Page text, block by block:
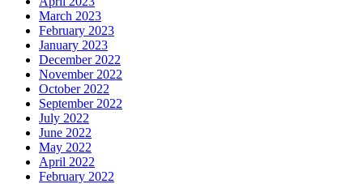
March 2023
February 2023
January 2023
December 2022
November 2022
October 2022
September 2022
July 2022
June 2022
May 2022
April 2022
February 2022